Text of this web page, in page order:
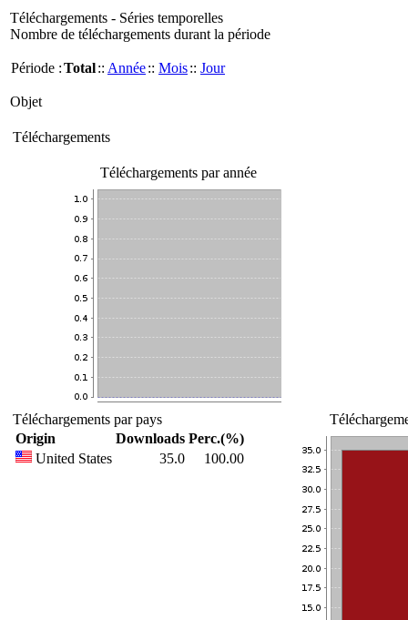
Téléchargements - Séries temporelles
Nombre de téléchargements durant la période
Période :Total:: Année:: Mois:: Jour
Objet
Téléchargements
Téléchargements par année
Téléchargements par pays
Origin
Downloads Perc.(%)
United States
35.0 100.00